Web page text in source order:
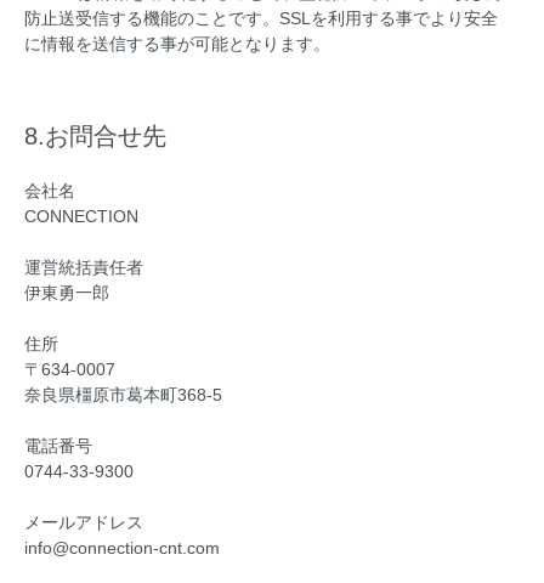
防止送受信する機能のことです。SSLを利用する事でより安全
に情報を送信する事が可能となります。
8.お問合せ先
会社名
CONNECTION
運営統括責任者
伊東勇一郎
住所
〒634-0007
奈良県橿原市葛本町368-5
電話番号
0744-33-9300
メールアドレス
info@connection-cnt.com